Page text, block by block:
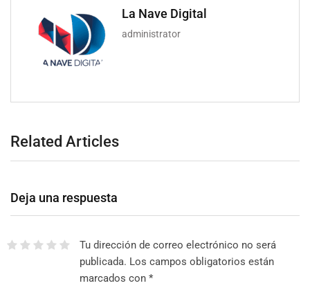
La Nave Digital
administrator
Related Articles
Deja una respuesta
Tu dirección de correo electrónico no será
publicada. Los campos obligatorios están
marcados con *